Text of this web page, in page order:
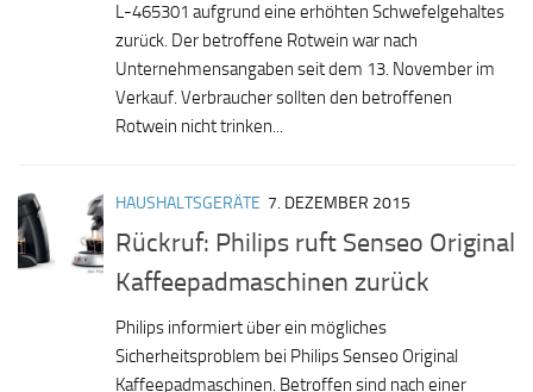
L-465301 aufgrund eine erhöhten Schwefelgehaltes
zurück. Der betroffene Rotwein war nach
Unternehmensangaben seit dem 13. November im
Verkauf. Verbraucher sollten den betroffenen
Rotwein nicht trinken...
HAUSHALTSGERÄTE 7. DEZEMBER 2015
Rückruf: Philips ruft Senseo Original
Kaffeepadmaschinen zurück
Philips informiert über ein mögliches
Sicherheitsproblem bei Philips Senseo Original
Kaffeepadmaschinen. Betroffen sind nach einer